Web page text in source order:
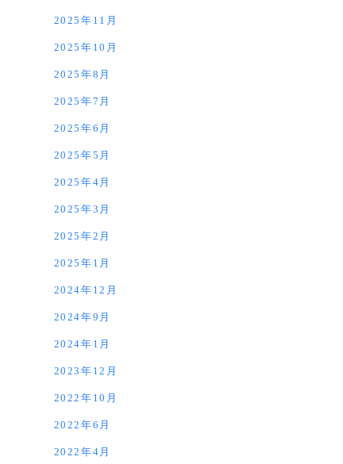
2025年11月
2025年10月
2025年8月
2025年7月
2025年6月
2025年5月
2025年4月
2025年3月
2025年2月
2025年1月
2024年12月
2024年9月
2024年1月
2023年12月
2022年10月
2022年6月
2022年4月